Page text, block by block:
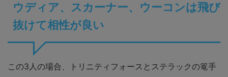
ウディア、スカーナー、ウーコンは飛び
抜けて相性が良い
この3人の場合、トリニティフォースとステラックの篭手